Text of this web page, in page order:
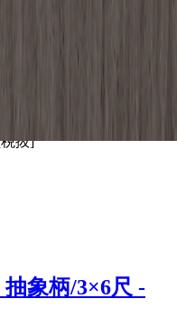
象柄/3×8尺 -
抜]
象柄/3×6尺 -